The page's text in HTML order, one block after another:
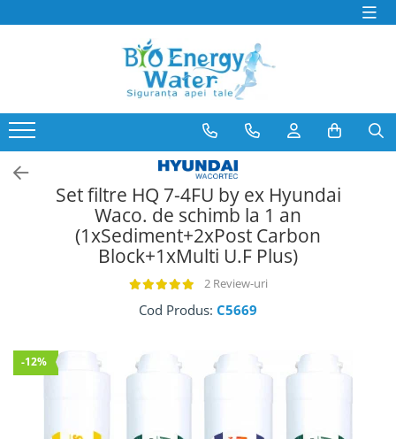
Dozatoare si Filtre de apa
Consumabile Filtre Apa
Abonamente Dozatoare Apa
Service Dozatoare de Apă
Filtre Apa Frigider Side by Side
Distilatoare de apa
Generator de Ozon
Bideuri electrice si non-electrice
BioLux
Bosch
Brita
Hyundai
Whirlpool
Set filtre HQ 7-4FU by ex Hyundai
Waco. de schimb la 1 an
(1xSediment+2xPost Carbon
Block+1xMulti U.F Plus)
2 Review-uri
Cod Produs: C5669
-12%